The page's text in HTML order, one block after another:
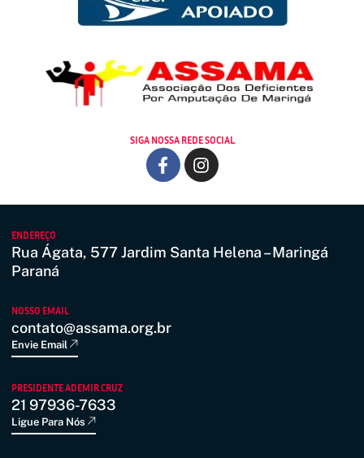
SIGA NOSSA REDE SOCIAL
ENDEREÇO
Rua Ágata, 577 Jardim Santa Helena – Maringá
Paraná
NOSSO EMAIL
contato@assama.org.br
Envie Email
PRESIDENTE ADEMIR CRUZ
21 97936-7633
Ligue Para Nós